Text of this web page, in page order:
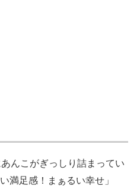
んこがぎっしり詰まってい
満足感！まぁるい幸せ」